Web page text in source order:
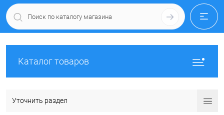
Каталог товаров
Уточнить раздел